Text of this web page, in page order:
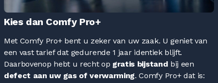
Kies dan Comfy Pro+
Met Comfy Pro+ bent u zeker van uw zaak. U geniet van
een vast tarief dat gedurende 1 jaar identiek blijft.
Daarbovenop hebt u recht op gratis bijstand bij een
defect aan uw gas of verwarming. Comfy Pro+ dat is: